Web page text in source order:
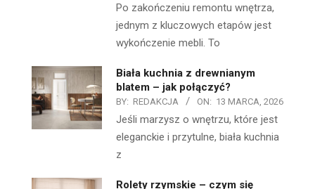
Po zakończeniu remontu wnętrza,
jednym z kluczowych etapów jest
wykończenie mebli. To
Biała kuchnia z drewnianym
blatem – jak połączyć?
BY: REDAKCJA ON: 13 MARCA, 2026
Jeśli marzysz o wnętrzu, które jest
eleganckie i przytulne, biała kuchnia
z
Rolety rzymskie – czym się